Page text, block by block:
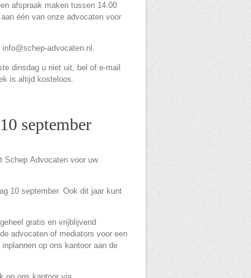
afspraak maken tussen 14.00
één van onze advocaten voor
advocaten.nl.
dinsdag u niet uit, bel of e-mail
is altijd kosteloos.
september
Schep Advocaten voor uw
10 september. Ook dit jaar kunt
gratis en vrijblijvend
advocaten of mediators voor een
op ons kantoor aan de